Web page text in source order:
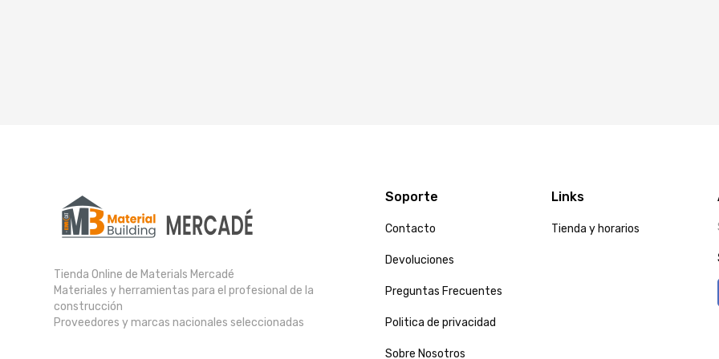
Tienda Online de Materials Mercadé
Materiales y herramientas para el profesional de la
construcción
Proveedores y marcas nacionales seleccionadas
Soporte
Contacto
Devoluciones
Preguntas Frecuentes
Politica de privacidad
Sobre Nosotros
Links
Tienda y horarios